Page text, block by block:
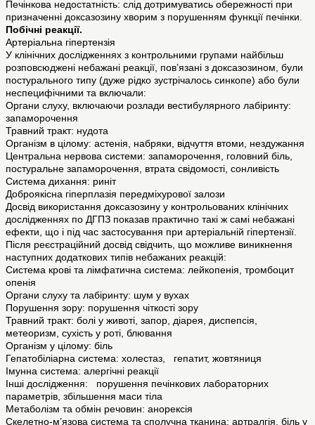
Печінкова недостатність: слід дотримуватись обережності при
призначенні доксазозину хворим з порушенням функції печінки.
Побічні реакції.
Артеріальна гіпертензія
У клінічних дослідженнях з контрольними групами найбільш
розповсюджені небажані реакції, пов’язані з доксазозином, були
постурального типу (дуже рідко зустрічалось синкопе) або були
неспецифічними та включали:
Органи слуху, включаючи розлади вестибулярного лабіринту:
запаморочення
Травний тракт: нудота
Організм в цілому: астенія, набряки, відчуття втоми, нездужання
Центральна нервова системи: запаморочення, головний біль,
постуральне запаморочення, втрата свідомості, сонливість
Система дихання: риніт
Доброякісна гіперплазія передміхурової залози
Досвід використання доксазозину у контрольованих клінічних
дослідженнях по ДГПЗ показав практично такі ж самі небажані
ефекти, що і під час застосування при артеріальній гіпертензії.
Після реєстраційний досвід свідчить, що можливе виникнення
наступних додаткових типів небажаних реакцій:
Система крові та лімфатична система: лейкопенія, тромбоцит
опенія
Органи слуху та лабіринту: шум у вухах
Порушення зору: порушення чіткості зору
Травний тракт: болі у животі, запор, діарея, диспепсія,
метеоризм, сухість у роті, блювання
Організм у цілому: біль
Гепатобіліарна система: холестаз, гепатит, жовтяниця
Імунна система: алергічні реакції
Інші дослідження: порушення печінкових лабораторних
параметрів, збільшення маси тіла
Метаболізм та обмін речовин: aнорексія
Скелетно-м’язова система та сполучна тканина: aртралгія, біль у